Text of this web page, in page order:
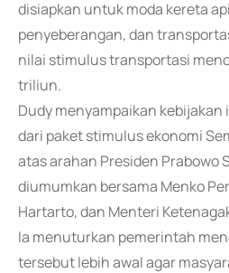
disiapkan untuk moda kereta
penyeberangan, dan
nilai stimulus transportasi
triliun.
Dudy menyampaikan
dari paket stimulus ekonomi
atas arahan Presiden Prabowo
diumumkan bersama Menko
Hartarto, dan Menteri
Ia menuturkan pemerintah
tersebut lebih awal agar